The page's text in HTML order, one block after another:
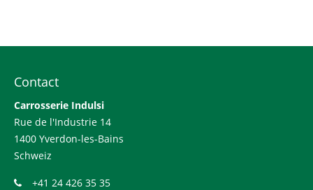
Contact
Carrosserie Indulsi
Rue de l'Industrie 14
1400 Yverdon-les-Bains
Schweiz
+41 24 426 35 35